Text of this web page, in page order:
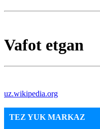
Vafot etgan
uz.wikipedia.org
TEZ YUK MARKAZ